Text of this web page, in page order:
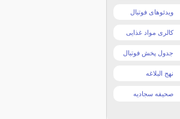
ویدئوهای فوتبال
کالری مواد غذایی
جدول پخش فوتبال
نهج البلاغه
صحیفه سجادیه